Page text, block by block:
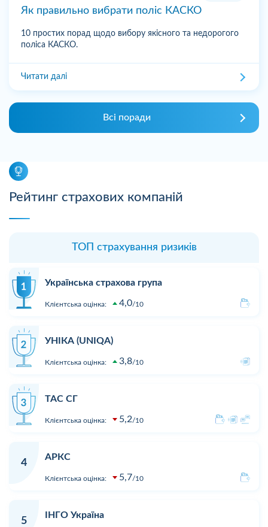
Як правильно вибрати поліс КАСКО
10 простих порад щодо вибору якісного та недорогого
поліса КАСКО.
Читати далі
Всі поради
Рейтинг страхових компаній
ТОП страхування ризиків
Українська страхова група
Клієнтська оцінка: 4,0 10
УНІКА (UNIQA)
Клієнтська оцінка: 3,8 10
ТАС СГ
Клієнтська оцінка: 5,2 10
4
АРКС
Клієнтська оцінка: 5,7 10
5
ІНГО Україна